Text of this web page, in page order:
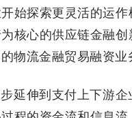
始探索更灵活的运
核心的供应链金融
物流金融贸易融资业
延伸到支付上下游